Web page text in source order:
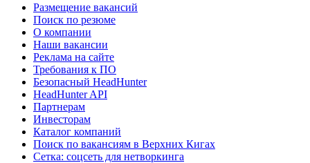
Размещение вакансий
Поиск по резюме
О компании
Наши вакансии
Реклама на сайте
Требования к ПО
Безопасный HeadHunter
HeadHunter API
Партнерам
Инвесторам
Каталог компаний
Поиск по вакансиям в Верхних Кигах
Сетка: соцсеть для нетворкинга